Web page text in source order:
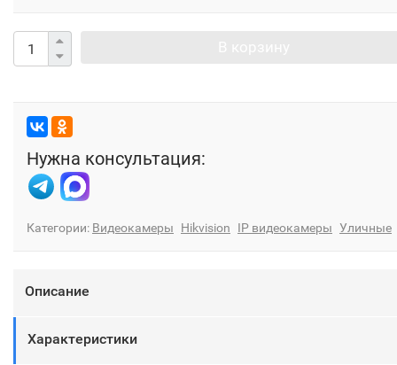
Нужна консультация:
Категории: Видеокамеры Hikvision IP видеокамеры Уличные
Описание
Характеристики